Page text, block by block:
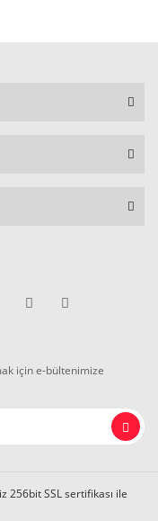
için e-bültenimize
256bit SSL sertifikası ile